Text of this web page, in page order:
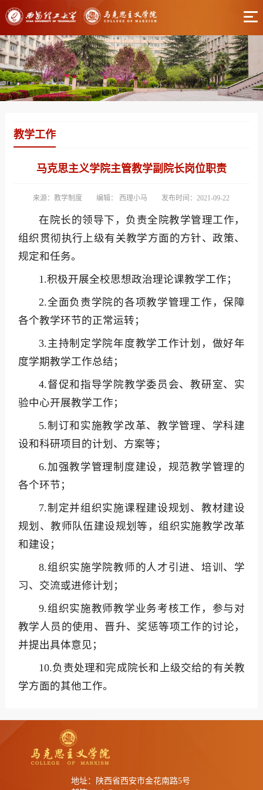
教学工作
马克思主义学院主管教学副院长岗位职责
来源：教学制度 编辑： 西理小马 发布时间：2021-09-22
在院长的领导下，负责全院教学管理工作，
组织贯彻执行上级有关教学方面的方针、政策、
规定和任务。
1.积极开展全校思想政治理论课教学工作；
2.全面负责学院的各项教学管理工作，保障
各个教学环节的正常运转；
3.主持制定学院年度教学工作计划，做好年
度学期教学工作总结；
4.督促和指导学院教学委员会、教研室、实
验中心开展教学工作；
5.制订和实施教学改革、教学管理、学科建
设和科研项目的计划、方案等；
6.加强教学管理制度建设，规范教学管理的
各个环节；
7.制定并组织实施课程建设规划、教材建设
规划、教师队伍建设规划等，组织实施教学改革
和建设；
8.组织实施学院教师的人才引进、培训、学
习、交流或进修计划；
9.组织实施教师教学业务考核工作，参与对
教学人员的使用、晋升、奖惩等项工作的讨论，
并提出具体意见；
10.负责处理和完成院长和上级交给的有关教
学方面的其他工作。
地址：陕西省西安市金花南路5号